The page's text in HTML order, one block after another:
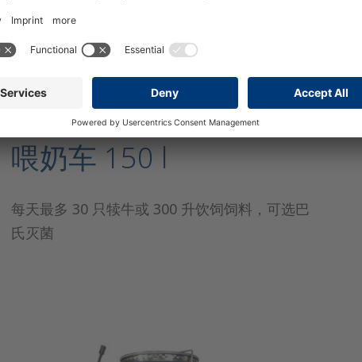
喂奶车 150 l
每天最多 30 只犊牛或 300 升饮饲饲料，可选巴
氏灭菌